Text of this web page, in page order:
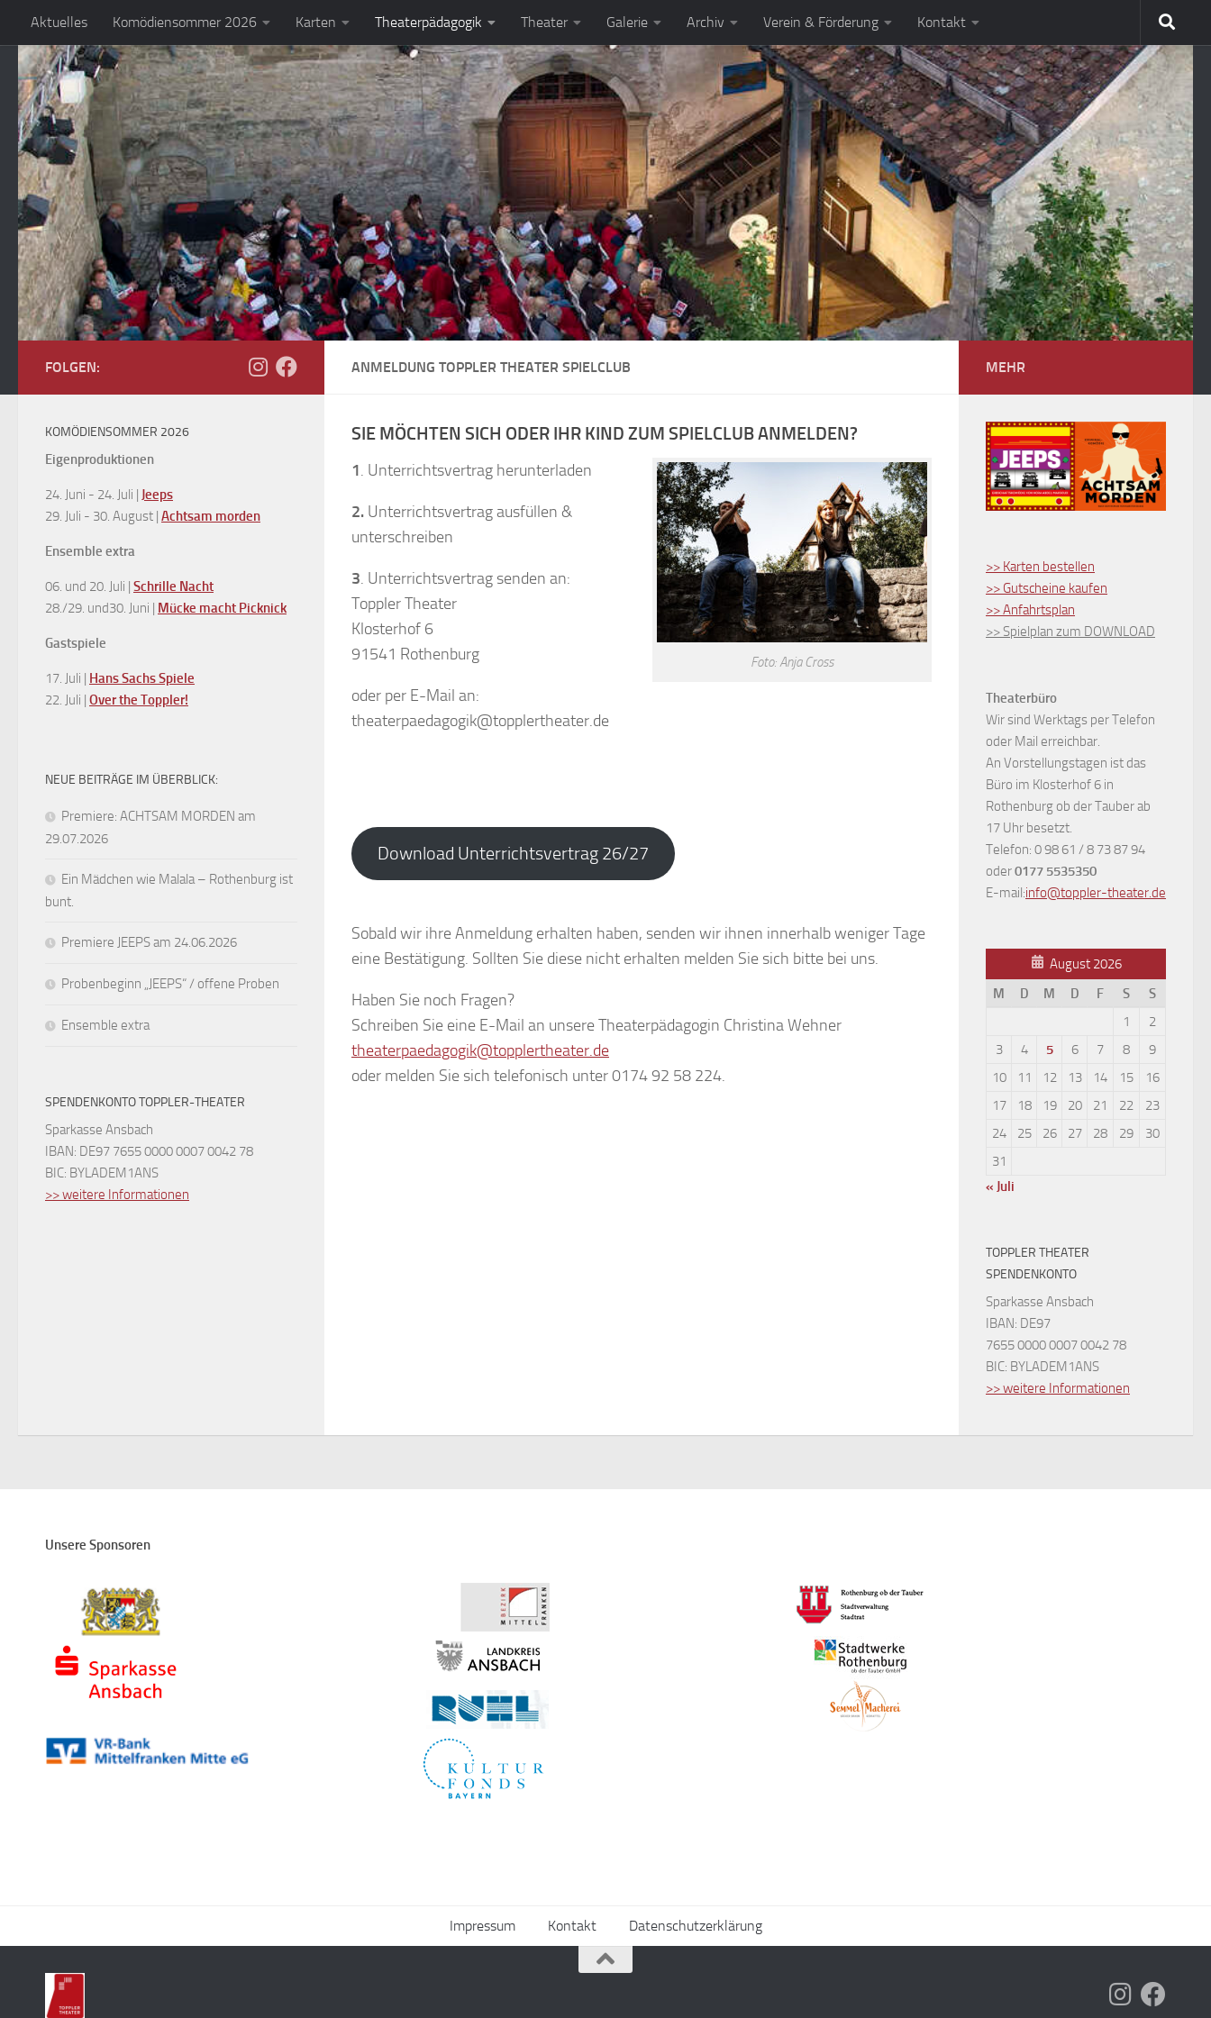
Zum Inhalt springen
Aktuelles Komödiensommer 2026 Karten Theaterpädagogik Theater Galerie Archiv Verein & Förderung Kontakt
ANMELDUNG TOPPLER THEATER SPIELCLUB
SIE MÖCHTEN SICH ODER IHR KIND ZUM SPIELCLUB ANMELDEN?
Foto: Anja Cross
1. Unterrichtsvertrag herunterladen
2. Unterrichtsvertrag ausfüllen &
unterschreiben
3. Unterrichtsvertrag senden an:
Toppler Theater
Klosterhof 6
91541 Rothenburg
oder per E-Mail an:
theaterpaedagogik@topplertheater.de
Download Unterrichtsvertrag 26/27
Sobald wir ihre Anmeldung erhalten haben, senden wir ihnen innerhalb weniger Tage
eine Bestätigung. Sollten Sie diese nicht erhalten melden Sie sich bitte bei uns.
Haben Sie noch Fragen?
Schreiben Sie eine E-Mail an unsere Theaterpädagogin Christina Wehner
theaterpaedagogik@topplertheater.de
oder melden Sie sich telefonisch unter 0174 92 58 224.
FOLGEN:
KOMÖDIENSOMMER 2026
Eigenproduktionen
24. Juni - 24. Juli | Jeeps
29. Juli - 30. August | Achtsam morden
Ensemble extra
06. und 20. Juli | Schrille Nacht
28./29. und30. Juni | Mücke macht Picknick
Gastspiele
17. Juli | Hans Sachs Spiele
22. Juli | Over the Toppler!
NEUE BEITRÄGE IM ÜBERBLICK:
Premiere: ACHTSAM MORDEN am
29.07.2026
Ein Mädchen wie Malala – Rothenburg ist
bunt.
Premiere JEEPS am 24.06.2026
Probenbeginn „JEEPS“ / offene Proben
Ensemble extra
SPENDENKONTO TOPPLER-THEATER
Sparkasse Ansbach
IBAN: DE97 7655 0000 0007 0042 78
BIC: BYLADEM1ANS
>> weitere Informationen
MEHR
>> Karten bestellen
>> Gutscheine kaufen
>> Anfahrtsplan
>> Spielplan zum DOWNLOAD
Theaterbüro
Wir sind Werktags per Telefon
oder Mail erreichbar.
An Vorstellungstagen ist das
Büro im Klosterhof 6 in
Rothenburg ob der Tauber ab
17 Uhr besetzt.
Telefon: 0 98 61 / 8 73 87 94
oder0177 5535350
E-mail:info@toppler-theater.de
August 2026
M
D M D F S
S
1
2
3
4 5 6 7 8
9
10
11 12 13 14 15
16
17
18 19 20 21 22
23
24
25 26 27 28 29
30
31
« Juli
TOPPLER THEATER
SPENDENKONTO
Sparkasse Ansbach
IBAN: DE97
7655 0000 0007 0042 78
BIC: BYLADEM1ANS
>> weitere Informationen
Unsere Sponsoren
Impressum Kontakt Datenschutzerklärung